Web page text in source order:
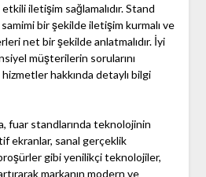
etkili iletişim sağlamalıdır. Stand
bir şekilde iletişim kurmalı ve
net bir şekilde anlatmalıdır. İyi
müşterilerin sorularını
hakkında detaylı bilgi
fuar standlarında teknolojinin
ekranlar, sanal gerçeklik
gibi yenilikçi teknolojiler,
markanın modern ve